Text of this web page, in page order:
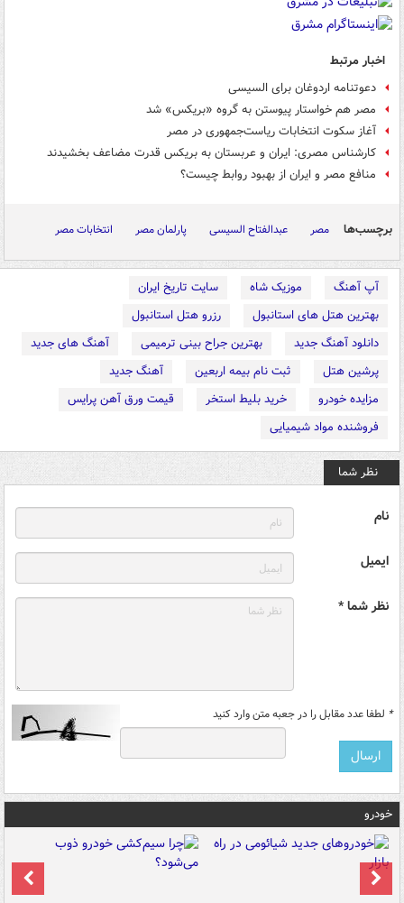
اخبار مرتبط
دعوتنامه اردوغان برای السیسی
مصر هم خواستار پیوستن به گروه «بریکس» شد
آغاز سکوت انتخابات ریاست‌جمهوری در مصر
کارشناس مصری: ایران و عربستان به بریکس قدرت مضاعف بخشیدند
منافع مصر و ایران از بهبود روابط چیست؟
برچسب‌ها مصر عبدالفتاح السیسی پارلمان مصر انتخابات مصر
آپ آهنگ موزیک شاه
سایت تاریخ ایران
بهترین هتل های استانبول
رزرو هتل استانبول
دانلود آهنگ جدید
بهترین جراح بینی ترمیمی
آهنگ های جدید
پرشین هتل
ثبت نام بیمه اربعین
آهنگ جدید
مزایده خودرو
خرید بلیط استخر
قیمت ورق آهن پرایس
فروشنده مواد شیمیایی
نظر شما
نام
ایمیل
نظر شما *
* لطفا عدد مقابل را در جعبه متن وارد کنید
خودرو